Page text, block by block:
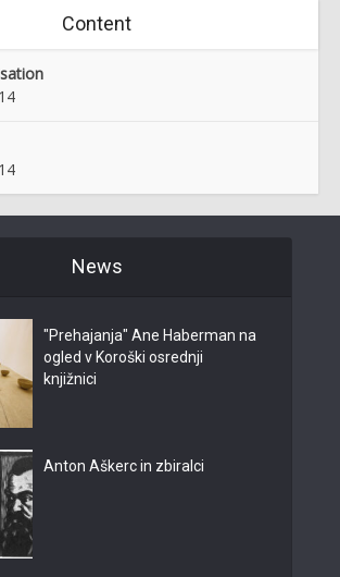
Content
News
"Prehajanja" Ane Haberman na
ogled v Koroški osrednji
knjižnici
Anton Aškerc in zbiralci